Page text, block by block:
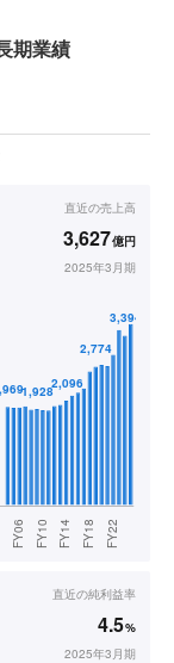
期業績
直近の売上高
3,627億円
2025年3月期
直近の純利益率
4.5%
2025年3月期